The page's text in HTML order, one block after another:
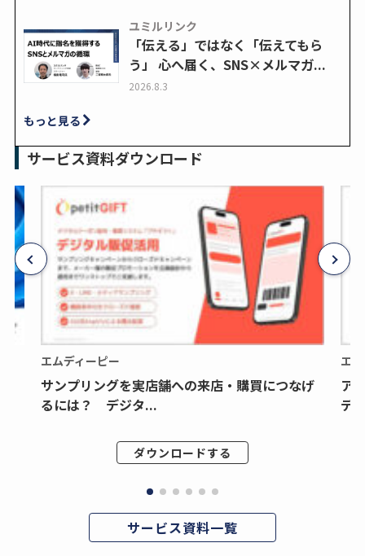
ユミルリンク
「伝える」ではなく「伝えてもら
う」 心へ届く、SNS×メルマガ...
2026.8.3
もっと見る
サービス資料ダウンロード
エムディーピー
サンプリングを実店舗への来店・購買につなげ
るには？ デジタ...
ダウンロードする
エ
ア
デ
サービス資料一覧